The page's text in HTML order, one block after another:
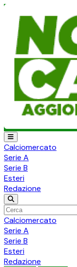
Calciomercato
Serie A
Serie B
Esteri
Redazione
Calciomercato
Serie A
Serie B
Esteri
Redazione